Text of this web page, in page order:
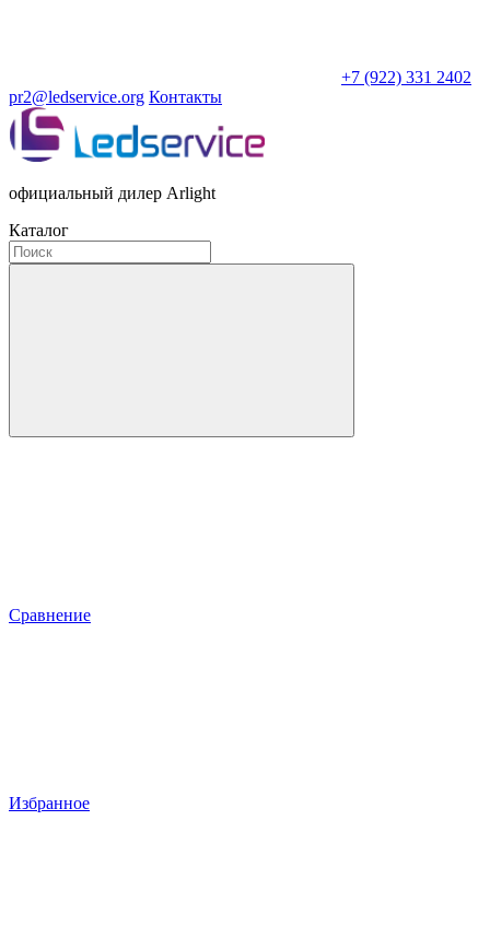
+7 (922) 331 2402
pr2@ledservice.org Контакты
официальный дилер Arlight
Каталог
Сравнение
Избранное